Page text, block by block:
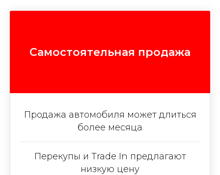
Самостоятельная продажа
Продажа автомобиля может длиться
более месяца
Перекупы и Trade In предлагают
низкую цену